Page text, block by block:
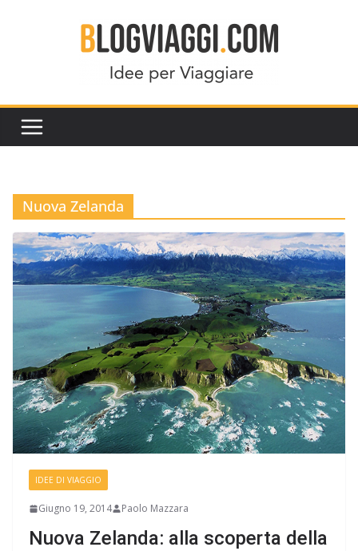
Nuova Zelanda
IDEE DI VIAGGIO
Giugno 19, 2014 Paolo Mazzara
Nuova Zelanda: alla scoperta della